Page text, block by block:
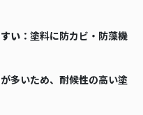
い：塗料に防カビ・防藻機
多いため、耐候性の高い塗